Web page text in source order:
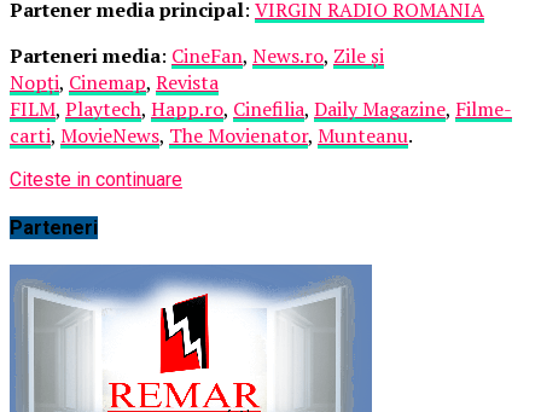
Partener media principal: VIRGIN RADIO ROMANIA
Parteneri media: CineFan, News.ro, Zile și
Nopți, Cinemap, Revista
FILM, Playtech, Happ.ro, Cinefilia, Daily Magazine, Filme-
carti, MovieNews, The Movienator, Munteanu.
Citeste in continuare
Parteneri